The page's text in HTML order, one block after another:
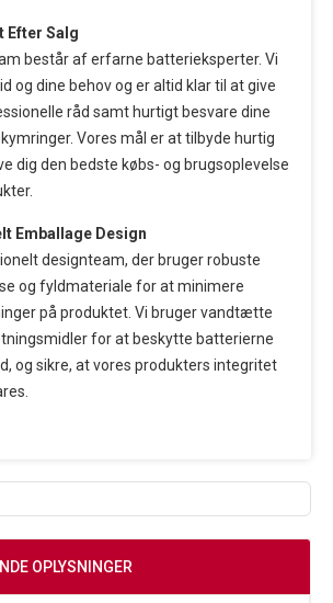
Efter Salg
består af erfarne batterieksperter. Vi
og dine behov og er altid klar til at give
råd samt hurtigt besvare dine
Vores mål er at tilbyde hurtig
dig den bedste købs- og brugsoplevelse
Emballage Design
designteam, der bruger robuste
og fyldmateriale for at minimere
på produktet. Vi bruger vandtætte
for at beskytte batterierne
og sikre, at vores produkters integritet
OPLYSNINGER